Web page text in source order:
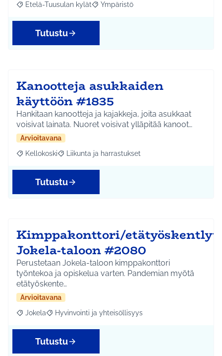
Rajaa tulokset aihepiirin mukaan: Etelä-Tuusulan kylät
Etelä-Tuusulan kylät Rajaa tulokset teeman mukaan:
Ympäristö
Tutustu
Kanootteja asukkaiden
käyttöön #1835
Hankitaan kanootteja ja kajakkeja, joita asukkaat
voisivat lainata. Nuoret voisivat ylläpitää kanoot…
Arvioitavana
Rajaa tulokset aihepiirin mukaan: Kellokoski
Kellokoski Rajaa tulokset teeman mukaan: Liikunta ja
Liikunta ja harrastukset
Tutustu
Kimppakonttori/
Jokela-taloon #2080
Perustetaan Jokela-taloon kimppakonttori
työntekoa ja opiskelua varten. Pandemian myötä
etätyöskente…
Arvioitavana
Rajaa tulokset aihepiirin mukaan: Jokela
Jokela Rajaa tulokset teeman mukaan: Hyvinvointi ja
Hyvinvointi ja yhteisöllisyys
Tutustu